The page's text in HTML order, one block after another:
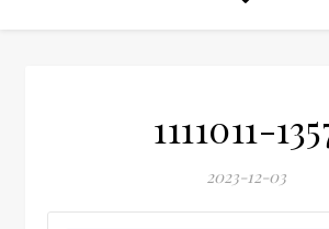
1111011-
2023-12-03